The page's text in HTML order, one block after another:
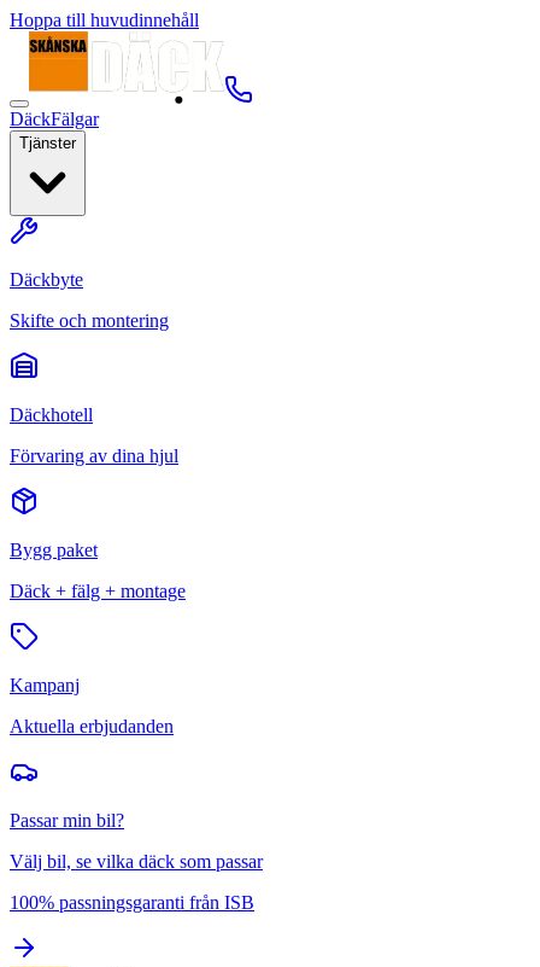
Hoppa till huvudinnehåll
DäckFälgar
Tjänster
Däckbyte
Skifte och montering
Däckhotell
Förvaring av dina hjul
Bygg paket
Däck + fälg + montage
Kampanj
Aktuella erbjudanden
Passar min bil?
Välj bil, se vilka däck som passar
100% passningsgaranti från ISB